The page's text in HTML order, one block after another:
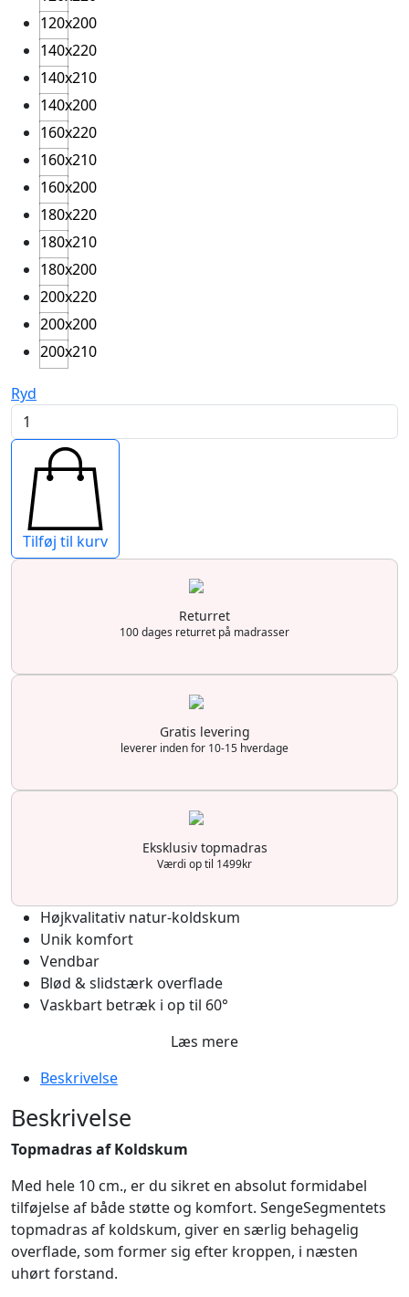
120x200
140x220
140x210
140x200
160x220
160x210
160x200
180x220
180x210
180x200
200x220
200x200
200x210
Ryd
Topmadras
koldskum
antal
Tilføj til kurv
Returret
100 dages returret på madrasser
Gratis levering
leverer inden for 10-15 hverdage
Eksklusiv topmadras
Værdi op til 1499kr
Højkvalitativ natur-koldskum
Unik komfort
Vendbar
Blød & slidstærk overflade
Vaskbart betræk i op til 60°
Læs mere
Beskrivelse
Beskrivelse
Topmadras af Koldskum
Med hele 10 cm., er du sikret en absolut formidabel
tilføjelse af både støtte og komfort. SengeSegmentets
topmadras af koldskum, giver en særlig behagelig
overflade, som former sig efter kroppen, i næsten
uhørt forstand.